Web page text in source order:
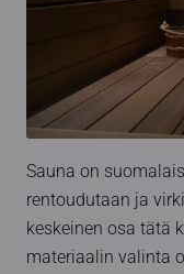
Sauna on
rentoudutaan ja
keskeinen osa tätä
materiaalin valinta